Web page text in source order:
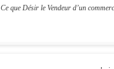
Ce que Désir le Vendeur d’un